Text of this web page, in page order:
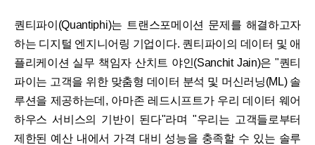
퀀티파이(Quantiphi)는 트랜스포메이션 문제를 해결하고자
하는 디지털 엔지니어링 기업이다. 퀀티파이의 데이터 및 애
플리케이션 실무 책임자 산치트 야인(Sanchit Jain)은 "퀀티
파이는 고객을 위한 맞춤형 데이터 분석 및 머신러닝(ML) 솔
루션을 제공하는데, 아마존 레드시프트가 우리 데이터 웨어
하우스 서비스의 기반이 된다"라며 "우리는 고객들로부터
제한된 예산 내에서 가격 대비 성능을 충족할 수 있는 솔루